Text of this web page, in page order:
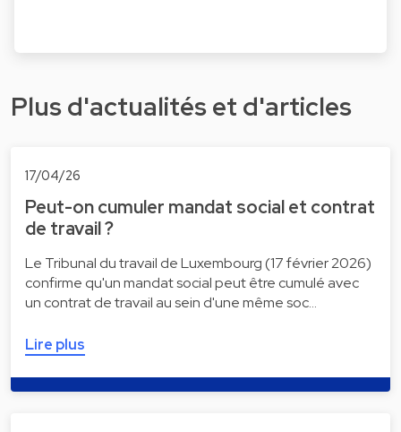
Plus d'actualités et d'articles
17/04/26
Peut-on cumuler mandat social et contrat
de travail ?
Le Tribunal du travail de Luxembourg (17 février 2026)
confirme qu'un mandat social peut être cumulé avec
un contrat de travail au sein d'une même soc…
Lire plus